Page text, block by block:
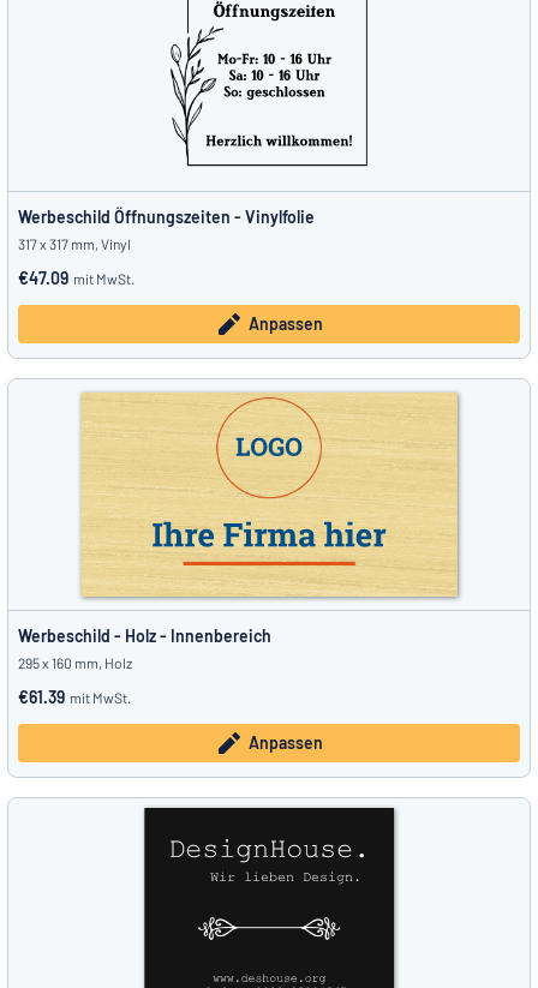
Werbeschild Öffnungszeiten - Vinylfolie
317 x 317 mm, Vinyl
€47.09 mit MwSt.
Anpassen
Werbeschild - Holz - Innenbereich
295 x 160 mm, Holz
€61.39 mit MwSt.
Anpassen